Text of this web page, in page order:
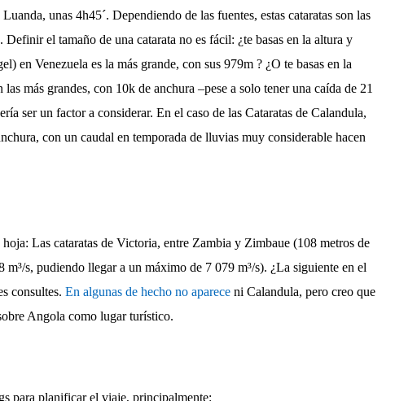
unas 4h45´. Dependiendo de las fuentes, estas cataratas son las
Definir el tamaño de una catarata no es fácil: ¿te basas en la altura y
en Venezuela es la más grande, con sus 979m ? ¿O te basas en la
más grandes, con 10k de anchura –pese a solo tener una caída de 21
ser un factor a considerar. En el caso de las Cataratas de Calandula,
con un caudal en temporada de lluvias muy considerable hacen
Las cataratas de Victoria, entre Zambia y Zimbaue (108 metros de
s, pudiendo llegar a un máximo de 7 079 m³/s). ¿La siguiente en el
consultes. En algunas de hecho no aparece ni Calandula, pero creo que
Angola como lugar turístico.
para planificar el viaje, principalmente: